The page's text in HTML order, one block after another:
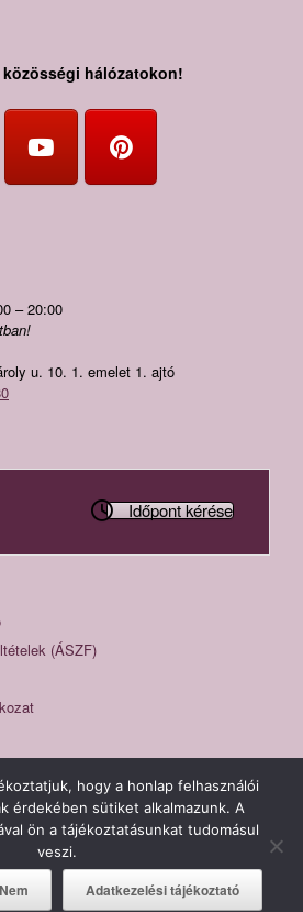
hálózatokon!
– 20:00
u. 10. 1. emelet 1. ajtó
Időpont kérése
(ÁSZF)
Sopron - Hermesz Dental © 2026
ASiteOrigin Theme
hogy a honlap felhasználói
érdekében sütiket alkalmazunk. A
ön a tájékoztatásunkat tudomásul
veszi.
Nem Adatkezelési tájékoztató